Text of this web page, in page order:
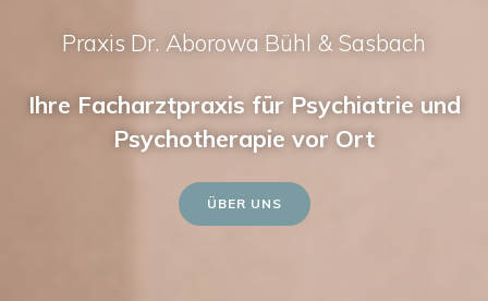
Praxis Dr. Aborowa Bühl & Sasbach
Ihre Facharztpraxis für Psychiatrie und
Psychotherapie vor Ort
ÜBER UNS